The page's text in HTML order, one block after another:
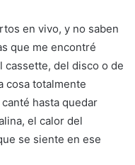
en vivo, y no saben
que me encontré
cassette, del disco o de
cosa totalmente
hasta quedar
el calor del
se siente en ese